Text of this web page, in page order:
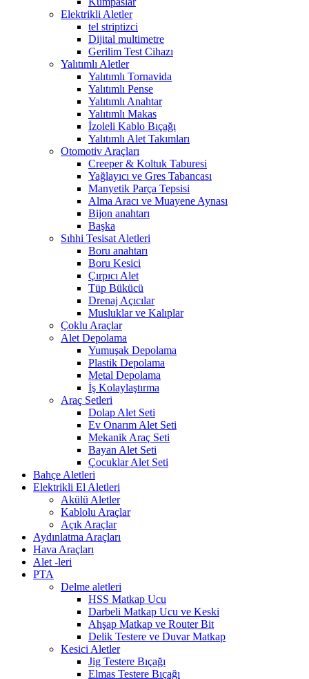
Elektrikli Aletler
tel striptizci
Dijital multimetre
Gerilim Test Cihazı
Yalıtımlı Aletler
Yalıtımlı Tornavida
Yalıtımlı Pense
Yalıtımlı Anahtar
Yalıtımlı Makas
İzoleli Kablo Bıçağı
Yalıtımlı Alet Takımları
Otomotiv Araçları
Creeper & Koltuk Taburesi
Yağlayıcı ve Gres Tabancası
Manyetik Parça Tepsisi
Alma Aracı ve Muayene Aynası
Bijon anahtarı
Başka
Sıhhi Tesisat Aletleri
Boru anahtarı
Boru Kesici
Çırpıcı Alet
Tüp Bükücü
Drenaj Açıcılar
Musluklar ve Kalıplar
Çoklu Araçlar
Alet Depolama
Yumuşak Depolama
Plastik Depolama
Metal Depolama
İş Kolaylaştırma
Araç Setleri
Dolap Alet Seti
Ev Onarım Alet Seti
Mekanik Araç Seti
Bayan Alet Seti
Çocuklar Alet Seti
Bahçe Aletleri
Elektrikli El Aletleri
Akülü Aletler
Kablolu Araçlar
Açık Araçlar
Aydınlatma Araçları
Hava Araçları
Alet -leri
PTA
Delme aletleri
HSS Matkap Ucu
Darbeli Matkap Ucu ve Keski
Ahşap Matkap ve Router Bit
Delik Testere ve Duvar Matkap
Kesici Aletler
Jig Testere Bıçağı
Elmas Testere Bıçağı